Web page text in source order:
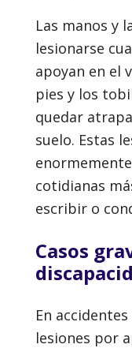
Las manos y
lesionarse
apoyan en el
pies y los
quedar
suelo. Estas
cotidianas
escribir o
Casos
En
lesiones por